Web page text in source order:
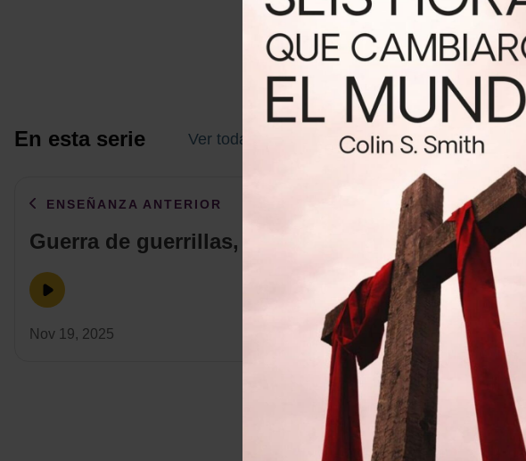
En esta serie Ver todas las enseñanzas
ENSEÑANZA ANTERIOR
Guerra de guerrillas, Parte 2
Nov 19, 2025